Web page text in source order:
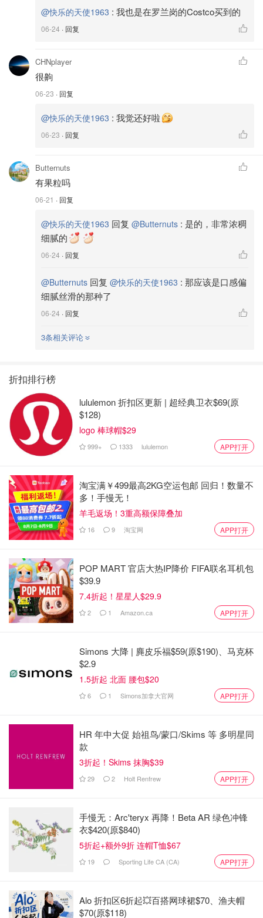
@快乐的天使1963 : 我也是在罗兰岗的Costco买到的
06-24 · 回复
CHNplayer
很齁
06-23 · 回复
@快乐的天使1963 : 我觉还好啦
06-23 · 回复
Butternuts
有果粒吗
06-21 · 回复
@快乐的天使1963 回复 @Butternuts : 是的，非常浓稠
细腻的
06-24 · 回复
@Butternuts 回复 @快乐的天使1963 : 那应该是口感偏
细腻丝滑的那种了
06-24 · 回复
3条相关评论
折扣排行榜
lululemon 折扣区更新 | 超经典卫衣$69(原
$128)
logo 棒球帽$29
999+ 1333 lululemon APP打开
淘宝满￥499最高2KG空运包邮 回归！数量不
多！手慢无！
羊毛返场！3重高额保障叠加
16 9 淘宝网 APP打开
POP MART 官店大热IP降价 FIFA联名耳机包
$39.9
7.4折起！星星人$29.9
2 1 Amazon.ca APP打开
Simons 大降 | 麂皮乐福$59(原$190)、马克杯
$2.9
1.5折起 北面 腰包$20
6 1 Simons加拿大官网 APP打开
HR 年中大促 始祖鸟/蒙口/Skims 等 多明星同
款
3折起！Skims 抹胸$39
29 2 Holt Renfrew APP打开
手慢无：Arc'teryx 再降！Beta AR 绿色冲锋
衣$420(原$840)
5折起+额外9折 连帽T恤$67
19 Sporting Life CA (CA) APP打开
Alo 折扣区6折起💥百搭网球裙$70、渔夫帽
$70(原$118)